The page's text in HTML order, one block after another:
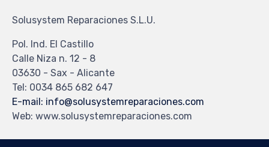
Solusystem Reparaciones S.L.U.
Pol. Ind. El Castillo
Calle Niza n. 12 - 8
03630 - Sax - Alicante
Tel: 0034 865 682 647
E-mail: info@solusystemreparaciones.com
Web: www.solusystemreparaciones.com